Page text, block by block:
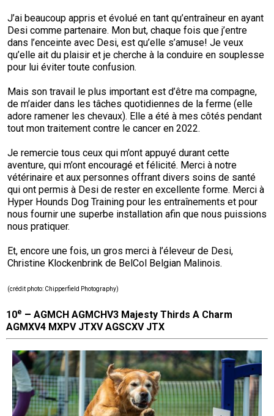
J’ai beaucoup appris et évolué en tant qu’entraîneur en ayant
Desi comme partenaire. Mon but, chaque fois que j’entre
dans l’enceinte avec Desi, est qu’elle s’amuse! Je veux
qu’elle ait du plaisir et je cherche à la conduire en souplesse
pour lui éviter toute confusion.
Mais son travail le plus important est d’être ma compagne,
de m’aider dans les tâches quotidiennes de la ferme (elle
adore ramener les chevaux). Elle a été à mes côtés pendant
tout mon traitement contre le cancer en 2022.
Je remercie tous ceux qui m’ont appuyé durant cette
aventure, qui m’ont encouragé et félicité. Merci à notre
vétérinaire et aux personnes offrant divers soins de santé
qui ont permis à Desi de rester en excellente forme. Merci à
Hyper Hounds Dog Training pour les entraînements et pour
nous fournir une superbe installation afin que nous puissions
nous pratiquer.
Et, encore une fois, un gros merci à l’éleveur de Desi,
Christine Klockenbrink de BelCol Belgian Malinois.
(crédit photo: Chipperfield Photography)
10e – AGMCH AGMCHV3 Majesty Thirds A Charm
AGMXV4 MXPV JTXV AGSCXV JTX